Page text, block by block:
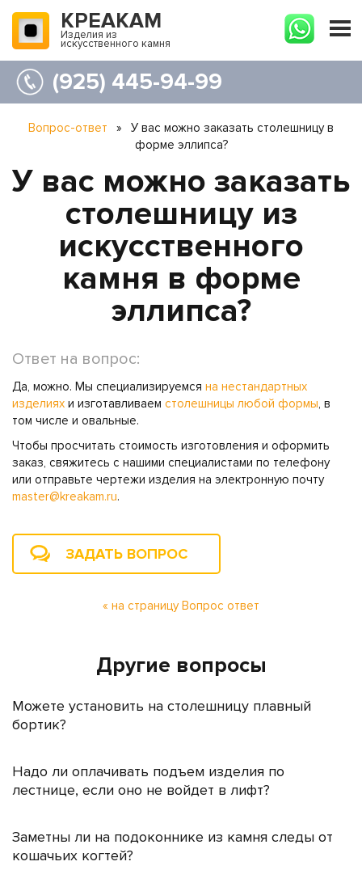
КРЕАКАМ
Изделия из
искусственного камня
(925) 445-94-99
Вопрос-ответ »
У вас можно заказать столешницу в
форме эллипса?
У вас можно заказать
столешницу из
искусственного
камня в форме
эллипса?
Ответ на вопрос:
Да, можно. Мы специализируемся на нестандартных
изделиях и изготавливаем столешницы любой формы, в
том числе и овальные.
Чтобы просчитать стоимость изготовления и оформить
заказ, свяжитесь с нашими специалистами по телефону
или отправьте чертежи изделия на электронную почту
master@kreakam.ru.
ЗАДАТЬ ВОПРОС
« на страницу Вопрос ответ
Другие вопросы
Можете установить на столешницу плавный
бортик?
Надо ли оплачивать подъем изделия по
лестнице, если оно не войдет в лифт?
Заметны ли на подоконнике из камня следы от
кошачьих когтей?